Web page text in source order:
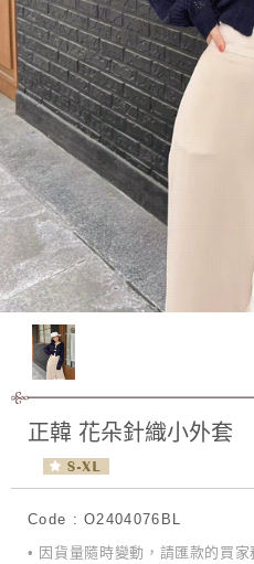
正韓 花朵針織小外套
Code : O2404076BL
• 因貨量隨時變動，請匯款的買